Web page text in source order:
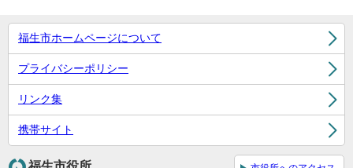
福生市ホームページについて
プライバシーポリシー
リンク集
携帯サイト